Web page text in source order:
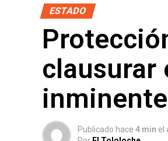
ESTADO
clausurar
Publicado hace 4 min el